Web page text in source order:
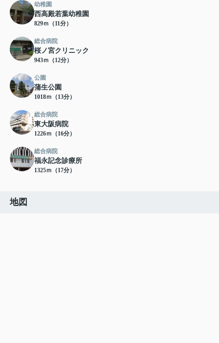
幼稚園
西高殿若葉幼稚園
829ｍ（11分）
総合病院
桜ノ宮クリニック
943ｍ（12分）
公園
蒲生公園
1018ｍ（13分）
総合病院
東大阪病院
1226ｍ（16分）
総合病院
福永記念診療所
1325ｍ（17分）
地図